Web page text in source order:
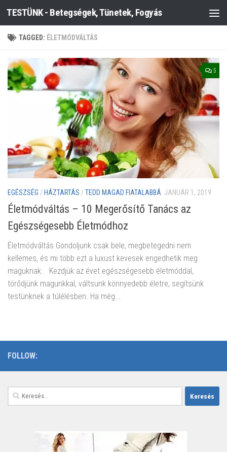
Skip to content
TESTÜNK - Betegségek, Tünetek, Fogyás
TAGGED: ÉLETMÓDVÁLTÁS
5
EGÉSZSÉG / HÁZTARTÁS /TEDD MAGAD FIATALABBÁ JANUÁR 1, 2019
Életmódváltás – 10 Megerősítő Tanács az
Egészségesebb Életmódhoz
Életmódváltás Gondoljunk csak bele, megbetegedni nem
kellemes, és mi több ezt a luxust kevesek engedhetik meg
maguknak. Kezdjük az évet egészségesebb életmóddal,
törődjünk magunkkal, váltsunk könnyedebb életre, segítsünk
testünknek a túlélésben. Ha még...
FOLLOW:
Keresés: